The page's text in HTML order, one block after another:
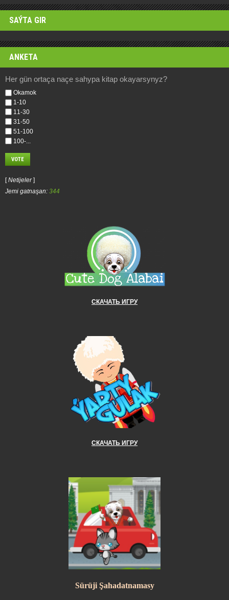
SAÝTA GIR
ANKETA
Her gün ortaça naçe sahypa kitap okayarsynyz?
Okamok
1-10
11-30
31-50
51-100
100-...
[Netijeler]
Jemi gatnaşan: 344
СКАЧАТЬ ИГРУ
СКАЧАТЬ ИГРУ
Sürüji Şahadatnamasy